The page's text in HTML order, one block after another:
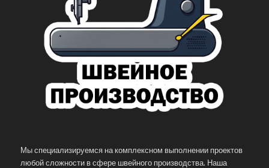
Мы специализируемся на комплексном выполнении проектов
любой сложности в сфере швейного производства. Наша